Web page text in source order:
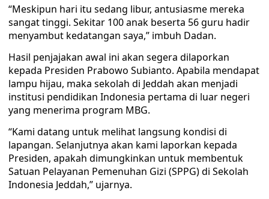
“Meskipun hari itu sedang libur, antusiasme mereka
sangat tinggi. Sekitar 100 anak beserta 56 guru hadir
menyambut kedatangan saya,” imbuh Dadan.
Hasil penjajakan awal ini akan segera dilaporkan
kepada Presiden Prabowo Subianto. Apabila mendapat
lampu hijau, maka sekolah di Jeddah akan menjadi
institusi pendidikan Indonesia pertama di luar negeri
yang menerima program MBG.
“Kami datang untuk melihat langsung kondisi di
lapangan. Selanjutnya akan kami laporkan kepada
Presiden, apakah dimungkinkan untuk membentuk
Satuan Pelayanan Pemenuhan Gizi (SPPG) di Sekolah
Indonesia Jeddah,” ujarnya.